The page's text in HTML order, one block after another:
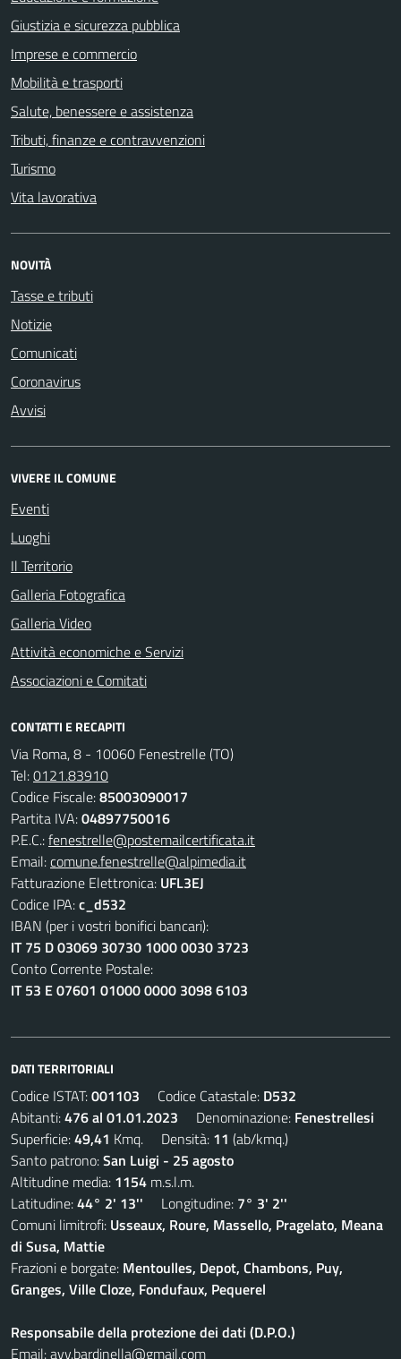
Giustizia e sicurezza pubblica
Imprese e commercio
Mobilità e trasporti
Salute, benessere e assistenza
Tributi, finanze e contravvenzioni
Turismo
Vita lavorativa
NOVITÀ
Tasse e tributi
Notizie
Comunicati
Coronavirus
Avvisi
VIVERE IL COMUNE
Eventi
Luoghi
Il Territorio
Galleria Fotografica
Galleria Video
Attività economiche e Servizi
Associazioni e Comitati
CONTATTI E RECAPITI
Via Roma, 8 - 10060 Fenestrelle (TO)
Tel:0121.83910
Codice Fiscale:85003090017
Partita IVA:04897750016
P.E.C.:fenestrelle@postemailcertificata.it
Email:comune.fenestrelle@alpimedia.it
Fatturazione Elettronica: UFL3EJ
Codice IPA:c_d532
IBAN (per i vostri bonifici bancari):
IT 75 D 03069 30730 1000 0030 3723
Conto Corrente Postale:
IT 53 E 07601 01000 0000 3098 6103
DATI TERRITORIALI
Codice ISTAT:001103 Codice Catastale: D532
Abitanti:476 al 01.01.2023 Denominazione: Fenestrellesi
Superficie:49,41 Kmq. Densità: 11 (ab/kmq.)
Santo patrono:San Luigi - 25 agosto
Altitudine media: 1154 m.s.l.m.
Latitudine:44° 2' 13'' Longitudine: 7° 3' 2''
Comuni limitrofi: Usseaux, Roure, Massello, Pragelato, Meana
di Susa, Mattie
Frazioni e borgate: Mentoulles, Depot, Chambons, Puy,
Granges, Ville Cloze, Fondufaux, Pequerel
Responsabile della protezione dei dati (D.P.O.)
Email:avv.bardinella@gmail.com